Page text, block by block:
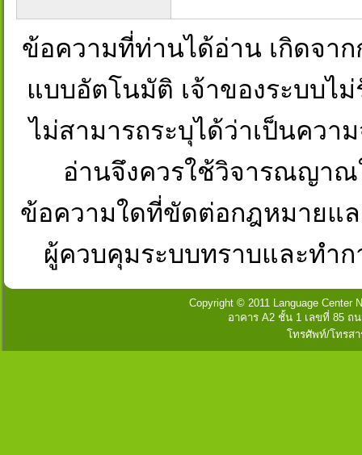
ข้อความที่ท่านได้อ่าน เกิดจา
แบบอัตโนมัติ เจ้าของระบบไ
ไม่สามารถระบุได้ว่าเป็นควา
อ่านจึงควรใช้วิจารณญาณ
ข้อความใดที่ขัดต่อกฎหมายแ
ผู้ควบคุมระบบทราบและทำ
Copyright © 2011 Language Center
อาคาร A2 ชั้น 1 เลขที่ 85 ถ
โทรศัพท์/โทรสา